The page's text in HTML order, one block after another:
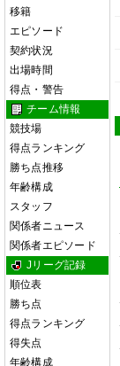
移籍
エピソード
契約状況
出場時間
得点・警告
チーム情報
競技場
得点ランキング
勝ち点推移
年齢構成
スタッフ
関係者ニュース
関係者エピソード
Jリーグ記録
順位表
勝ち点
得点ランキング
得失点
年齢構成